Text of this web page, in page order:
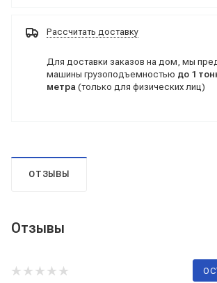
Рассчитать доставку
Для доставки заказов на дом, мы
машины грузоподъемностью до 1
метра (только для физических лиц)
ОТЗЫВЫ
Отзывы